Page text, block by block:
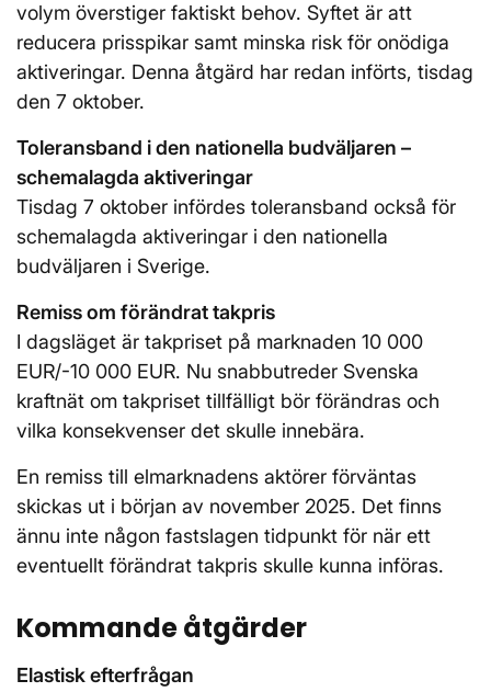
volym överstiger faktiskt behov. Syftet är att
reducera prisspikar samt minska risk för onödiga
aktiveringar. Denna åtgärd har redan införts, tisdag
den 7 oktober.
Toleransband i den nationella budväljaren –
schemalagda aktiveringar
Tisdag 7 oktober infördes toleransband också för
schemalagda aktiveringar i den nationella
budväljaren i Sverige.
Remiss om förändrat takpris
I dagsläget är takpriset på marknaden 10 000
EUR/-10 000 EUR. Nu snabbutreder Svenska
kraftnät om takpriset tillfälligt bör förändras och
vilka konsekvenser det skulle innebära.
En remiss till elmarknadens aktörer förväntas
skickas ut i början av november 2025. Det finns
ännu inte någon fastslagen tidpunkt för när ett
eventuellt förändrat takpris skulle kunna införas.
Kommande åtgärder
Elastisk efterfrågan